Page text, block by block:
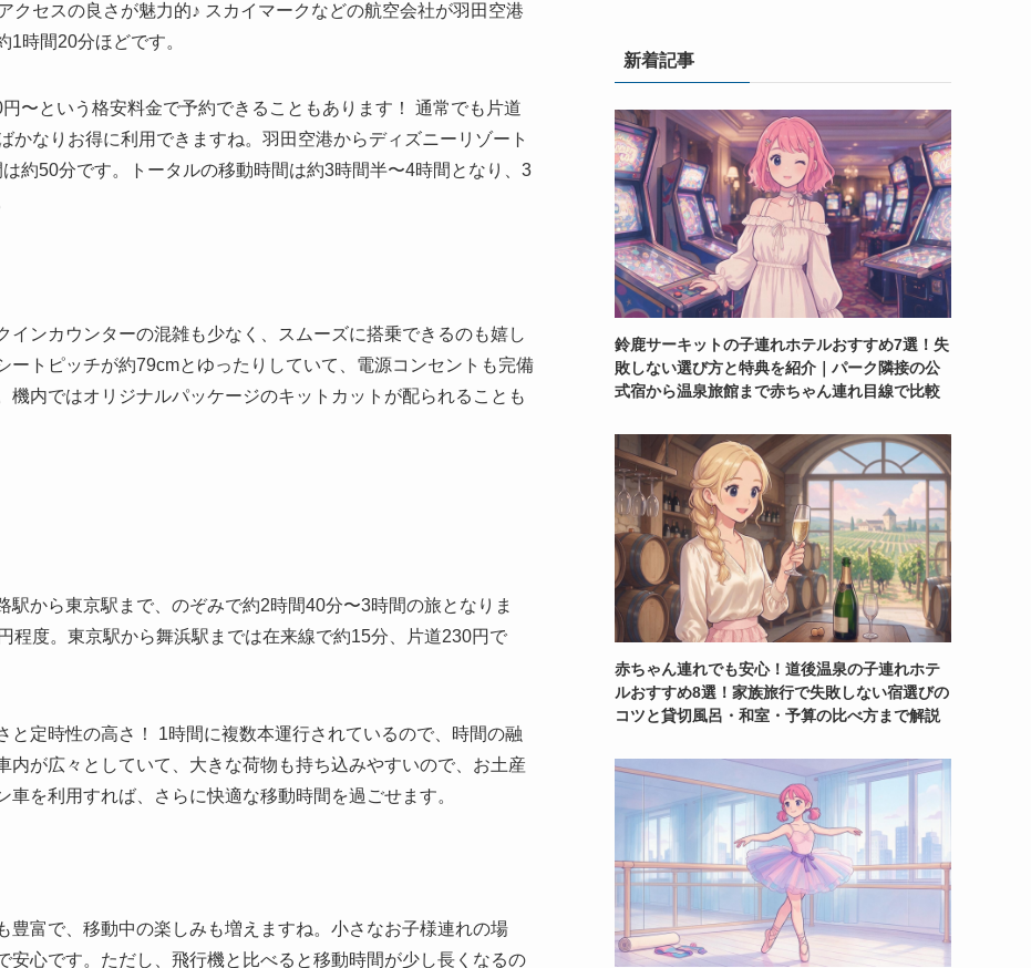
クセスの良さが魅力的♪ スカイマークなどの航空会社が羽田空港
時間20分ほどです。
〜という格安料金で予約できることもあります！ 通常でも片道
かなりお得に利用できますね。羽田空港からディズニーリゾート
約50分です。トータルの移動時間は約3時間半〜4時間となり、3
ンカウンターの混雑も少なく、スムーズに搭乗できるのも嬉し
ートピッチが約79cmとゆったりしていて、電源コンセントも完備
機内ではオリジナルパッケージのキットカットが配られることも
から東京駅まで、のぞみで約2時間40分〜3時間の旅となりま
程度。東京駅から舞浜駅までは在来線で約15分、片道230円で
と定時性の高さ！ 1時間に複数本運行されているので、時間の融
が広々としていて、大きな荷物も持ち込みやすいので、お土産
を利用すれば、さらに快適な移動時間を過ごせます。
豊富で、移動中の楽しみも増えますね。小さなお子様連れの場
安心です。ただし、飛行機と比べると移動時間が少し長くなるの
新着記事
鈴鹿サーキットの子連れホテルおすすめ7選！失
敗しない選び方と特典を紹介｜パーク隣接の公
式宿から温泉旅館まで赤ちゃん連れ目線で比較
赤ちゃん連れでも安心！道後温泉の子連れホテ
ルおすすめ8選！家族旅行で失敗しない宿選びの
コツと貸切風呂・和室・予算の比べ方まで解説